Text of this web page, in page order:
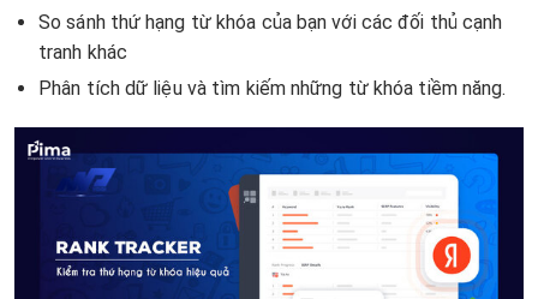
So sánh thứ hạng từ khóa của bạn với các đối thủ cạnh
tranh khác
Phân tích dữ liệu và tìm kiếm những từ khóa tiềm năng.